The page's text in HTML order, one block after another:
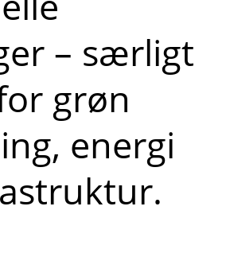
– særligt
grøn
energi